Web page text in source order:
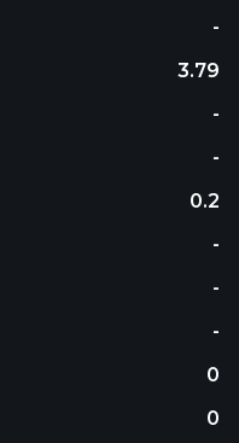
-
3.79
-
-
0.2
-
-
-
0
0